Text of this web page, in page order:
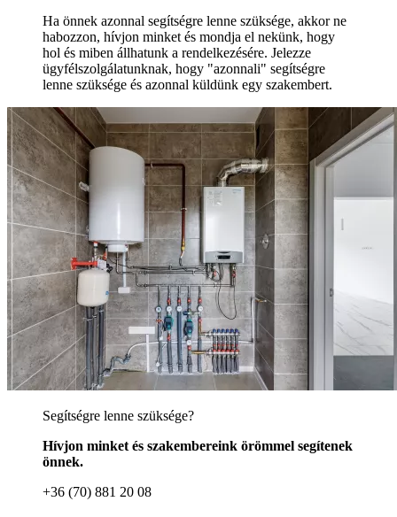
Ha önnek azonnal segítségre lenne szüksége, akkor ne
habozzon, hívjon minket és mondja el nekünk, hogy
hol és miben állhatunk a rendelkezésére. Jelezze
ügyfélszolgálatunknak, hogy "azonnali" segítségre
lenne szüksége és azonnal küldünk egy szakembert.
Segítségre lenne szüksége?
Hívjon minket és szakembereink örömmel segítenek
önnek.
+36 (70) 881 20 08